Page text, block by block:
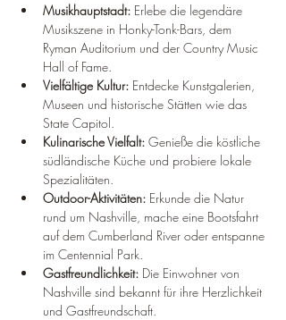
Musikhauptstadt: Erlebe die legendäre
Musikszene in Honky-Tonk-Bars, dem
Ryman Auditorium und der Country Music
Hall of Fame.
Vielfältige Kultur: Entdecke Kunstgalerien,
Museen und historische Stätten wie das
State Capitol.
Kulinarische Vielfalt: Genieße die köstliche
südländische Küche und probiere lokale
Spezialitäten.
Outdoor-Aktivitäten: Erkunde die Natur
rund um Nashville, mache eine Bootsfahrt
auf dem Cumberland River oder entspanne
im Centennial Park.
Gastfreundlichkeit: Die Einwohner von
Nashville sind bekannt für ihre Herzlichkeit
und Gastfreundschaft.